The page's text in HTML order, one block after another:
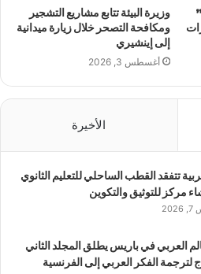
وزيرة البيئة تتابع مشاريع التشجير
ومكافحة التصحر خلال زيارة ميدانية
إلى إينشيري
أغسطس 3, 2026
الأخيرة
تتفقد القطب الساحلي للتعليم الثانوي
مركز للتوثيق والتكوين
العربي في باريس يطلق المجلد الثاني
لترجمة الفكر العربي إلى الفرنسية